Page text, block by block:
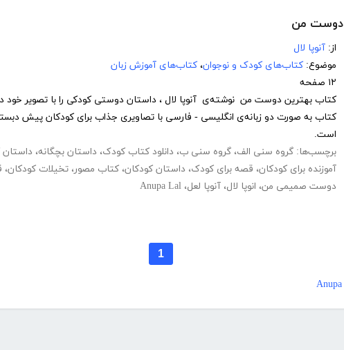
دوست من
از: آنوپا لال
موضوع: کتاب‌های کودک و نوجوان، کتاب‌های آموزش زبان
۱۲ صفحه
کتاب بهترین دوست من نوشته‌ی آنوپا لال ، داستان دوستی کودکی را با تصویر خود
کتاب به صورت دو زبانه‌ی انگلیسی - فارسی با تصاویری جذاب برای کودکان پیش
است.
برچسب‌ها: گروه سنی الف، گروه سنی ب، دانلود کتاب کودک، داستان بچگانه، داستان
آموزنده برای کودکان، قصه برای کودک، داستان کودکان، کتاب مصور، تخیلات کودکان،
دوست صمیمی من، انوپا لال، آنوپا لعل، Anupa Lal
1